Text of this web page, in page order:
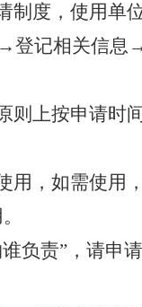
制度，使用单
登记相关信息
则上按申请时
用，如需使用
。
负责”，请申